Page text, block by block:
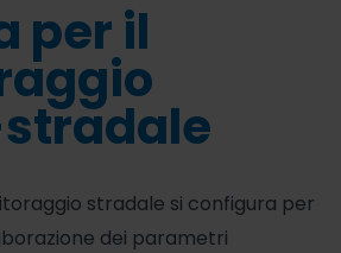
per il
stradale si configura per
dei parametri